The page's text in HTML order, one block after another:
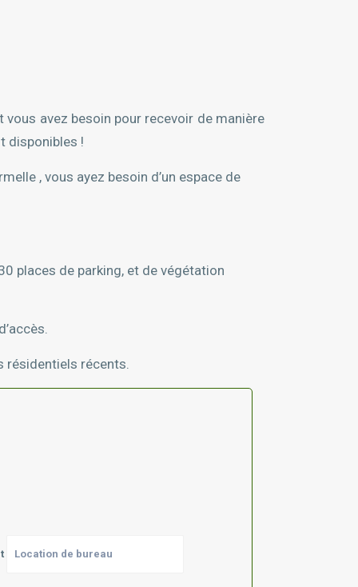
avez besoin pour recevoir de manière
disponibles !
, vous ayez besoin d’un espace de
places de parking, et de végétation
résidentiels récents.